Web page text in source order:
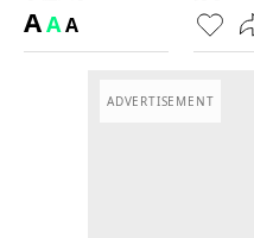
AAA
ADVERTISEMENT